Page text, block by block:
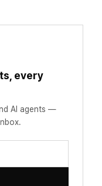
every
AI agents —